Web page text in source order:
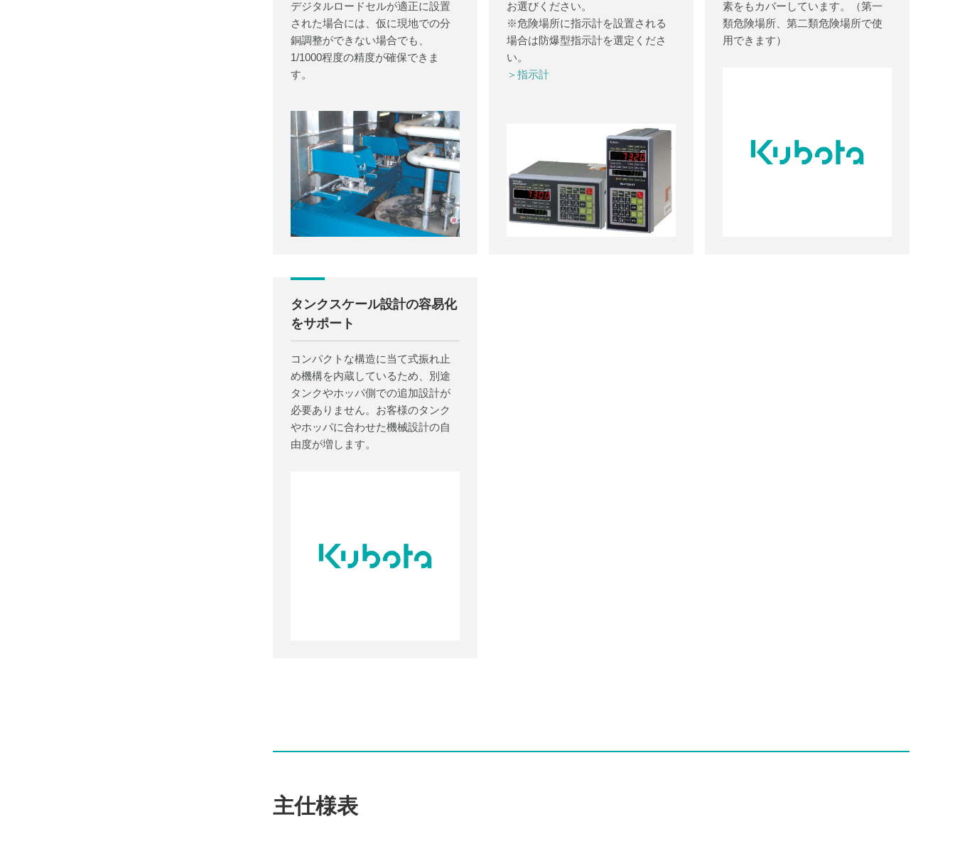
デジタルロードセルが適正に設置
された場合には、仮に現地での分
銅調整ができない場合でも、
1/1000程度の精度が確保できま
す。
お選びください。
※危険場所に指示計を設置される
場合は防爆型指示計を選定くださ
い。
＞指示計
素をもカバーしています。（第一
類危険場所、第二類危険場所で使
用できます）
タンクスケール設計の容易化
をサポート
コンパクトな構造に当て式振れ止
め機構を内蔵しているため、別途
タンクやホッパ側での追加設計が
必要ありません。お客様のタンク
やホッパに合わせた機械設計の自
由度が増します。
主仕様表